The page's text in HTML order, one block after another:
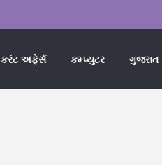
કરંટ અફેર્સ કમ્પ્યુટર ગુજરાત